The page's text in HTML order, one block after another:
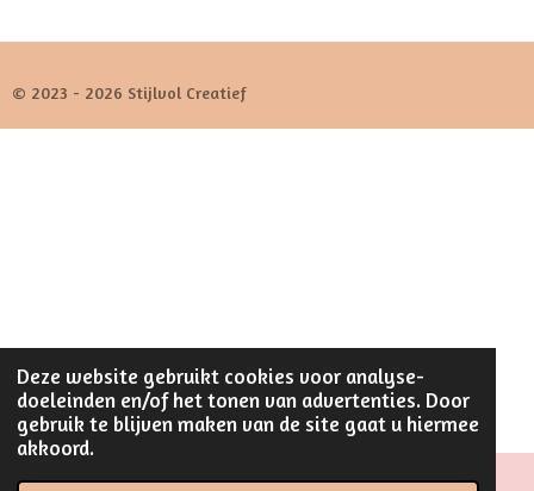
Deze website gebruikt cookies voor analyse-
doeleinden en/of het tonen van advertenties. Door
gebruik te blijven maken van de site gaat u hiermee
akkoord.
© 2023 - 2026 Stijlvol Creatief